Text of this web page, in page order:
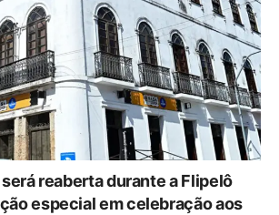
reaberta durante a Flipelô
especial em celebração aos